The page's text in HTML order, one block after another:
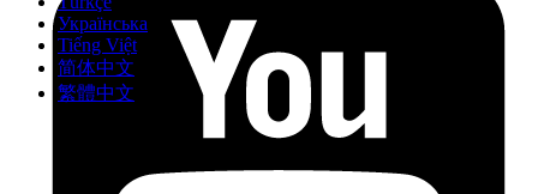
Українська
Tiếng Việt
简体中文
繁體中文